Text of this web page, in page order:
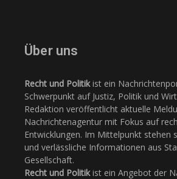
Über uns
Recht und Politikist ein
Schwerpunkt auf Justiz, Politik und
Redaktion veröffentlicht aktuelle
Nachrichtenagentur mit Fokus auf
Entwicklungen. Im Mittelpunkt stehen
und verlässliche Informationen aus
Gesellschaft.
Recht und Politikist ein Angebot der